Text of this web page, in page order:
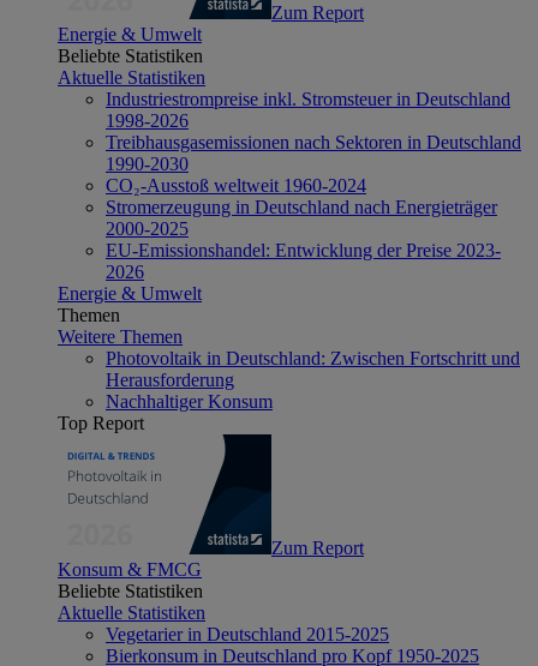
Zum Report
Energie & Umwelt
Beliebte Statistiken
Aktuelle Statistiken
Industriestrompreise inkl. Stromsteuer in Deutschland
1998-2026
Treibhausgasemissionen nach Sektoren in Deutschland
1990-2030
CO₂-Ausstoß weltweit 1960-2024
Stromerzeugung in Deutschland nach Energieträger
2000-2025
EU-Emissionshandel: Entwicklung der Preise 2023-
2026
Energie & Umwelt
Themen
Weitere Themen
Photovoltaik in Deutschland: Zwischen Fortschritt und
Herausforderung
Nachhaltiger Konsum
Top Report
Zum Report
Konsum & FMCG
Beliebte Statistiken
Aktuelle Statistiken
Vegetarier in Deutschland 2015-2025
Bierkonsum in Deutschland pro Kopf 1950-2025